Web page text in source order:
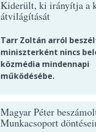
Kiderült, ki irányítja a
átvilágítását
Tarr Zoltán arról
miniszterként nincs
közmédia mindennapi
működésébe.
Magyar Péter
Munkacsoport